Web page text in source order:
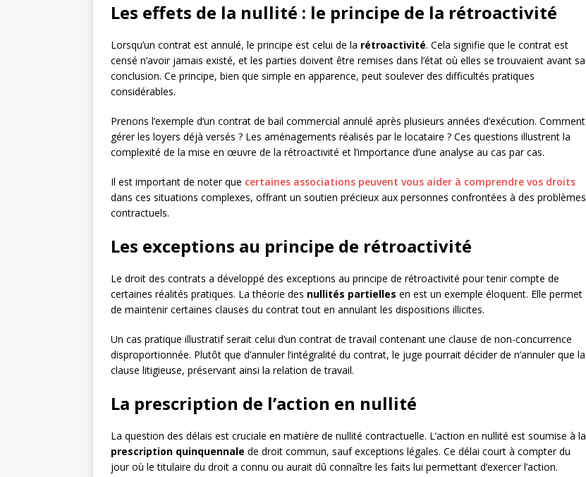
Les effets de la nullité : le principe de la rétroactivité
Lorsqu’un contrat est annulé, le principe est celui de la rétroactivité. Cela signifie que le contrat est
censé n’avoir jamais existé, et les parties doivent être remises dans l’état où elles se trouvaient avant sa
conclusion. Ce principe, bien que simple en apparence, peut soulever des difficultés pratiques
considérables.
Prenons l’exemple d’un contrat de bail commercial annulé après plusieurs années d’exécution. Comment
gérer les loyers déjà versés ? Les aménagements réalisés par le locataire ? Ces questions illustrent la
complexité de la mise en œuvre de la rétroactivité et l’importance d’une analyse au cas par cas.
Il est important de noter que certaines associations peuvent vous aider à comprendre vos droits
dans ces situations complexes, offrant un soutien précieux aux personnes confrontées à des problèmes
contractuels.
Les exceptions au principe de rétroactivité
Le droit des contrats a développé des exceptions au principe de rétroactivité pour tenir compte de
certaines réalités pratiques. La théorie des nullités partielles en est un exemple éloquent. Elle permet
de maintenir certaines clauses du contrat tout en annulant les dispositions illicites.
Un cas pratique illustratif serait celui d’un contrat de travail contenant une clause de non-concurrence
disproportionnée. Plutôt que d’annuler l’intégralité du contrat, le juge pourrait décider de n’annuler que la
clause litigieuse, préservant ainsi la relation de travail.
La prescription de l’action en nullité
La question des délais est cruciale en matière de nullité contractuelle. L’action en nullité est soumise à la
prescription quinquennale de droit commun, sauf exceptions légales. Ce délai court à compter du
jour où le titulaire du droit a connu ou aurait dû connaître les faits lui permettant d’exercer l’action.